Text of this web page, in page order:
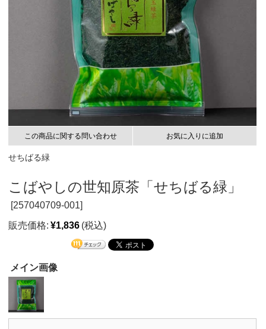
この商品に関する問い合わせ お気に入りに追加
せちばる緑
こばやしの世知原茶「せちばる緑」
[257040709-001]
販売価格: ¥1,836 (税込)
メイン画像